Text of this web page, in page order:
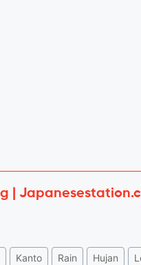
|
Kanto Rain Hujan